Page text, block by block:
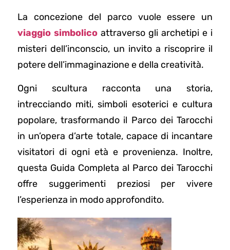
La concezione del parco vuole essere un
viaggio simbolico attraverso gli archetipi e i
misteri dell’inconscio, un invito a riscoprire il
potere dell’immaginazione e della creatività.
Ogni scultura racconta una storia,
intrecciando miti, simboli esoterici e cultura
popolare, trasformando il Parco dei Tarocchi
in un’opera d’arte totale, capace di incantare
visitatori di ogni età e provenienza. Inoltre,
questa Guida Completa al Parco dei Tarocchi
offre suggerimenti preziosi per vivere
l’esperienza in modo approfondito.